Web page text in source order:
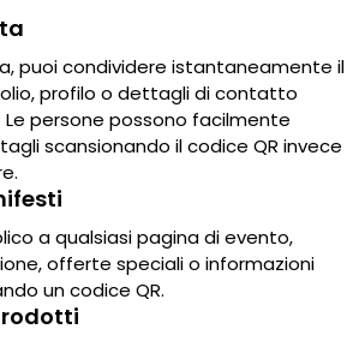
puoi condividere istantaneamente il
profilo o dettagli di contatto
persone possono facilmente
scansionando il codice QR invece
a qualsiasi pagina di evento,
offerte speciali o informazioni
un codice QR.